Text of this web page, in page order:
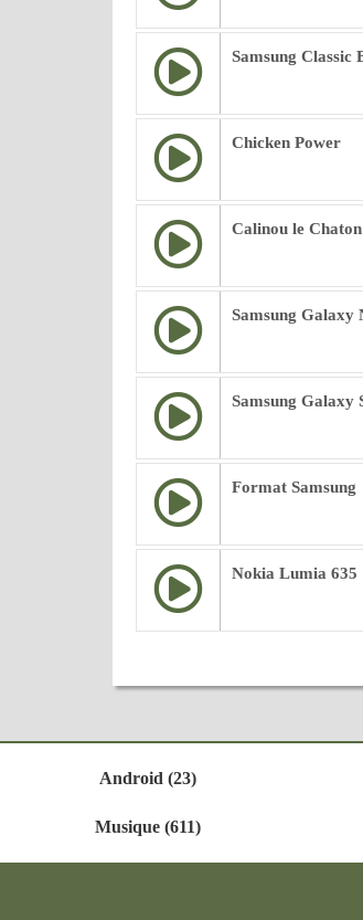
Samsung Classic
Chicken Power
Calinou le Chaton
Samsung Galaxy
Samsung Galaxy
Format Samsung
Nokia Lumia 635
Android (23)
Musique (611)